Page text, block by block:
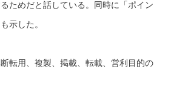
ためだと話している。同時に「ポイン
示した。
転用、複製、掲載、転載、営利目的の